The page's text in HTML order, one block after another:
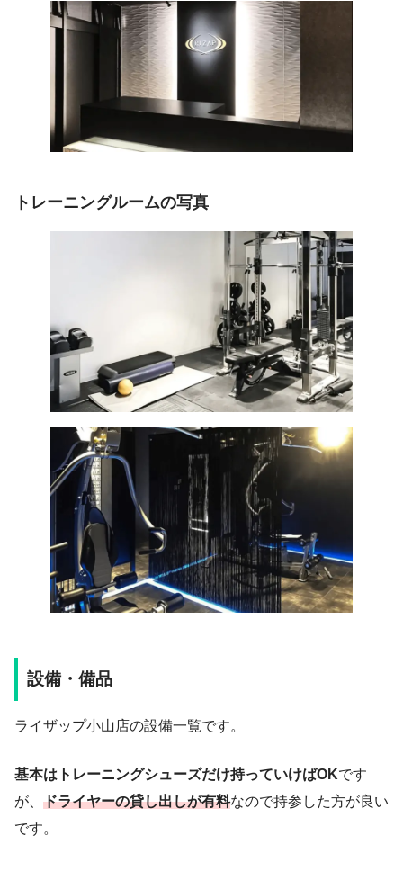
トレーニングルームの写真
設備・備品
ライザップ小山店の設備一覧です。
基本はトレーニングシューズだけ持っていけばOKです
が、 ドライヤーの貸し出しが有料なので持参した方が良い
です。